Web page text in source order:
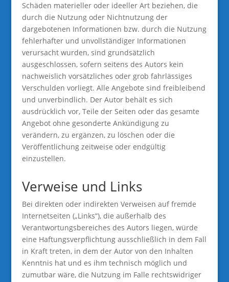
Schäden materieller oder ideeller Art beziehen, die
durch die Nutzung oder Nichtnutzung der
dargebotenen Informationen bzw. durch die Nutzung
fehlerhafter und unvollständiger Informationen
verursacht wurden, sind grundsätzlich
ausgeschlossen, sofern seitens des Autors kein
nachweislich vorsätzliches oder grob fahrlässiges
Verschulden vorliegt. Alle Angebote sind freibleibend
und unverbindlich. Der Autor behält es sich
ausdrücklich vor, Teile der Seiten oder das gesamte
Angebot ohne gesonderte Ankündigung zu
verändern, zu ergänzen, zu löschen oder die
Veröffentlichung zeitweise oder endgültig
einzustellen.
Verweise und Links
Bei direkten oder indirekten Verweisen auf fremde
Internetseiten („Links“), die außerhalb des
Verantwortungsbereiches des Autors liegen, würde
eine Haftungsverpflichtung ausschließlich in dem Fall
in Kraft treten, in dem der Autor von den Inhalten
Kenntnis hat und es ihm technisch möglich und
zumutbar wäre, die Nutzung im Falle rechtswidriger